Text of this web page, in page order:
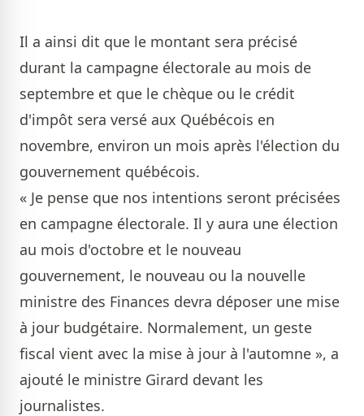
Il a ainsi dit que le montant sera précisé
durant la campagne électorale au mois de
septembre et que le chèque ou le crédit
d'impôt sera versé aux Québécois en
novembre, environ un mois après l'élection du
gouvernement québécois.
« Je pense que nos intentions seront précisées
en campagne électorale. Il y aura une élection
au mois d'octobre et le nouveau
gouvernement, le nouveau ou la nouvelle
ministre des Finances devra déposer une mise
à jour budgétaire. Normalement, un geste
fiscal vient avec la mise à jour à l'automne », a
ajouté le ministre Girard devant les
journalistes.